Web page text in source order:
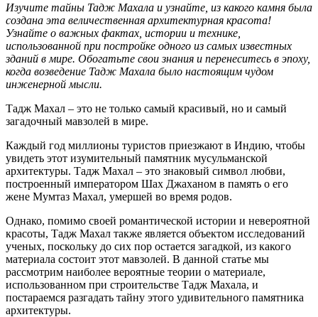
Изучите тайны Тадж Махала и узнайте, из какого камня была
создана эта величественная архитектурная красота!
Узнайте о важных фактах, истории и технике,
использованной при постройке одного из самых известных
зданий в мире. Обогатьте свои знания и перенеситесь в эпоху,
когда возведение Тадж Махала было настоящим чудом
инженерной мысли.
Тадж Махал – это не только самый красивый, но и самый
загадочный мавзолей в мире.
Каждый год миллионы туристов приезжают в Индию, чтобы
увидеть этот изумительный памятник мусульманской
архитектуры. Тадж Махал – это знаковый символ любви,
построенный императором Шах Джаханом в память о его
жене Мумтаз Махал, умершей во время родов.
Однако, помимо своей романтической истории и невероятной
красоты, Тадж Махал также является объектом исследований
ученых, поскольку до сих пор остается загадкой, из какого
материала состоит этот мавзолей. В данной статье мы
рассмотрим наиболее вероятные теории о материале,
использованном при строительстве Тадж Махала, и
постараемся разгадать тайну этого удивительного памятника
архитектуры.